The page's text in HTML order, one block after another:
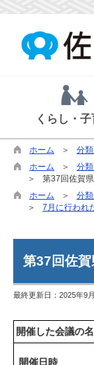
くらし・子
ホーム 分
ホーム
分
第37回佐賀
ホーム
分
7月に行われ
第37回佐賀
最終更新日： 2025年9
開催した会議の
開催日時